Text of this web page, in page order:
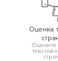
Оценка
Оцените